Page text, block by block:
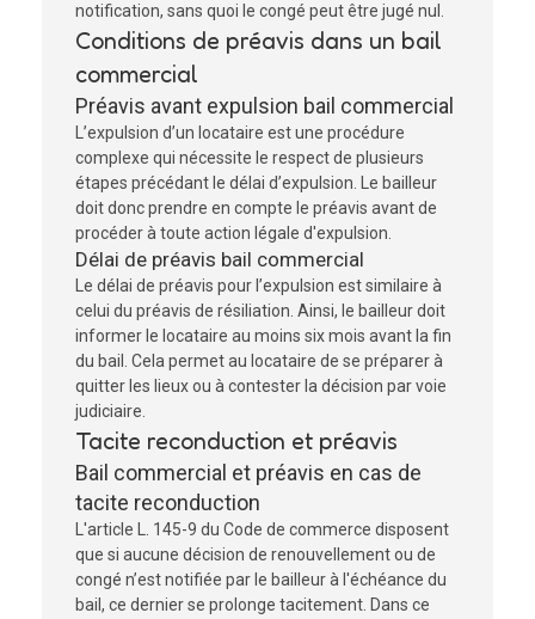
notification, sans quoi le congé peut être jugé nul.
Conditions de préavis dans un bail
commercial
Préavis avant expulsion bail commercial
L’expulsion d’un locataire est une procédure
complexe qui nécessite le respect de plusieurs
étapes précédant le délai d’expulsion. Le bailleur
doit donc prendre en compte le préavis avant de
procéder à toute action légale d'expulsion.
Délai de préavis bail commercial
Le délai de préavis pour l’expulsion est similaire à
celui du préavis de résiliation. Ainsi, le bailleur doit
informer le locataire au moins six mois avant la fin
du bail. Cela permet au locataire de se préparer à
quitter les lieux ou à contester la décision par voie
judiciaire.
Tacite reconduction et préavis
Bail commercial et préavis en cas de
tacite reconduction
L'article L. 145-9 du Code de commerce disposent
que si aucune décision de renouvellement ou de
congé n’est notifiée par le bailleur à l'échéance du
bail, ce dernier se prolonge tacitement. Dans ce